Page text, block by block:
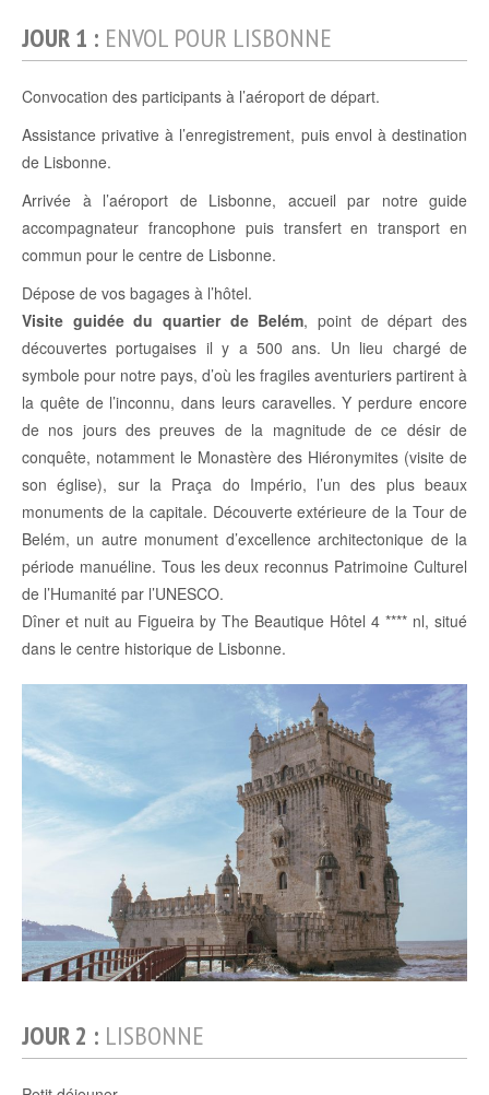
JOUR 1 : ENVOL POUR LISBONNE
Convocation des participants à l’aéroport de départ.
Assistance privative à l’enregistrement, puis envol à destination
de Lisbonne.
Arrivée à l’aéroport de Lisbonne, accueil par notre guide
accompagnateur francophone puis transfert en transport en
commun pour le centre de Lisbonne.
Dépose de vos bagages à l’hôtel.
Visite guidée du quartier de Belém, point de départ des
découvertes portugaises il y a 500 ans. Un lieu chargé de
symbole pour notre pays, d’où les fragiles aventuriers partirent à
la quête de l’inconnu, dans leurs caravelles. Y perdure encore
de nos jours des preuves de la magnitude de ce désir de
conquête, notamment le Monastère des Hiéronymites (visite de
son église), sur la Praça do Império, l’un des plus beaux
monuments de la capitale. Découverte extérieure de la Tour de
Belém, un autre monument d’excellence architectonique de la
période manuéline. Tous les deux reconnus Patrimoine Culturel
de l’Humanité par l’UNESCO.
Dîner et nuit au Figueira by The Beautique Hôtel 4 **** nl, situé
dans le centre historique de Lisbonne.
JOUR 2 : LISBONNE